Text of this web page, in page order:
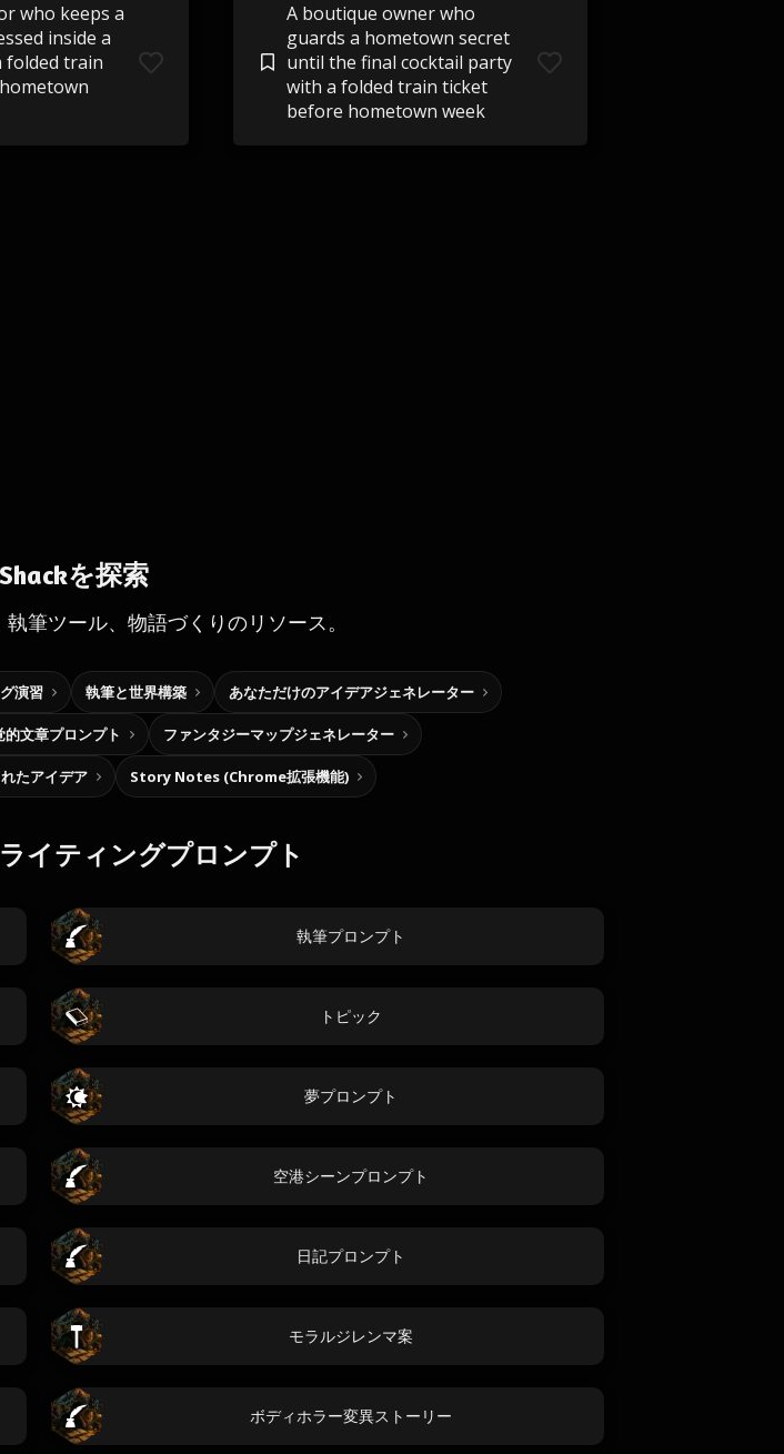
who keeps a
inside a
folded train
A boutique owner who
guards a hometown secret
until the final cocktail party
with a folded train ticket
before hometown week
を探索
筆ツール、物語づくりのリソース。
演習 執筆と世界構築 あなただけのアイデアジェネレーター
的文章プロンプト ファンタジーマップジェネレーター
たアイデア Story Notes (Chrome拡張機能)
イティングプロンプト
執筆プロンプト
トピック
夢プロンプト
空港シーンプロンプト
日記プロンプト
モラルジレンマ案
ボディホラー変異ストーリー